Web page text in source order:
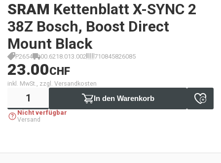
SRAM Kettenblatt X-SYNC 2
38Z Bosch, Boost Direct
Mount Black
P2654 00.6218.013.002 710845826085
23.00CHF
inkl. MwSt., zzgl. Versandkosten
In den Warenkorb
Nicht verfügbar
Versand